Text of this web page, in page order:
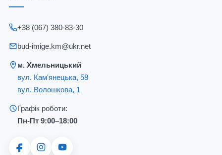
+38 (067) 380-83-30
bud-imige.km@ukr.net
м. Хмельницький
вул. Кам'янецька, 58
вул. Волошкова, 1
Графік роботи:
Пн-Пт 9:00–18:00